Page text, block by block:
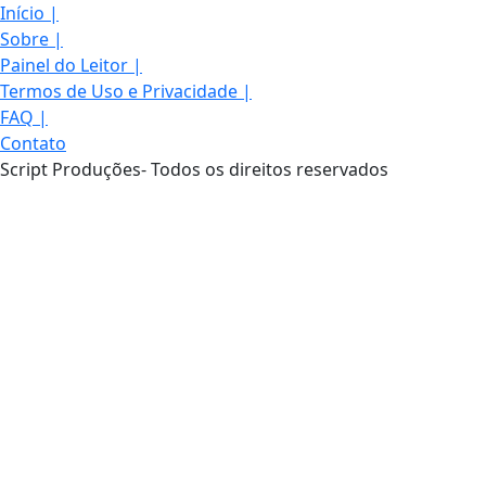
Início |
Sobre |
Painel do Leitor |
Termos de Uso e Privacidade |
FAQ |
Contato
Script Produções- Todos os direitos reservados